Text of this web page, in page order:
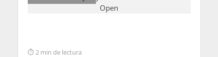
2 min de lectura